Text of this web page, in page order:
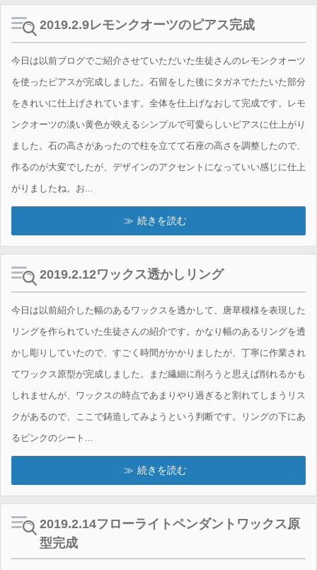
2019.2.9レモンクオーツのピアス完成
今日は以前ブログでご紹介させていただいた生徒さんのレモンクオーツ
を使ったピアスが完成しました。石留をした後にタガネでたたいた部分
をきれいに仕上げされています。全体を仕上げなおして完成です。レモ
ンクオーツの淡い黄色が映えるシンプルで可愛らしいピアスに仕上がり
ました。石の高さがあったので柱を立てて石座の高さを調整したので、
作るのが大変でしたが、デザインのアクセントになっていい感じに仕上
がりましたね。お...
続きを読む
2019.2.12ワックス透かしリング
今日は以前紹介した幅のあるワックスを透かして、唐草模様を表現した
リングを作られていた生徒さんの紹介です。かなり幅のあるリングを透
かし彫りしていたので、すごく時間がかかりましたが、丁寧に作業され
てワックス原型が完成しました。まだ繊細に削ろうと思えば削れるかも
しれませんが、ワックスの時点であまりやり過ぎると割れてしまうリス
クがあるので、ここで鋳造してみようという判断です。リングの下にあ
るピンクのシート...
続きを読む
2019.2.14フローライトペンダントワックス原
型完成